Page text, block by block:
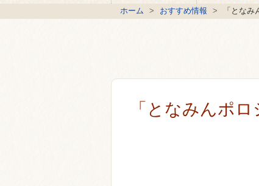
ホーム おすすめ情報 「とな
「となみんポ